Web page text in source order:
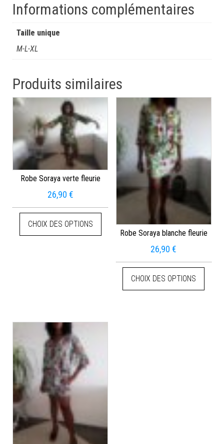
Informations complémentaires
Taille unique
M-L-XL
Produits similaires
Robe Soraya verte fleurie
26,90 €
CHOIX DES OPTIONS
Robe Soraya blanche fleurie
26,90€
CHOIX DES OPTIONS